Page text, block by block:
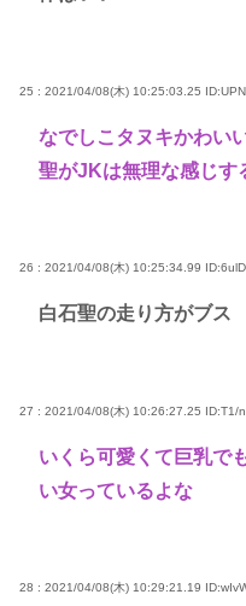
25 : 2021/04/08(木) 10:25:03.25
なでしこタヌキかわい
聖がJKは無理な感じす
26 : 2021/04/08(木) 10:25:34.99
白石聖の走り方がブス
27 : 2021/04/08(木) 10:26:27.25 ID:T1/
いくら可愛くて巨乳で
い女っているよな
28 : 2021/04/08(木) 10:29:21.19